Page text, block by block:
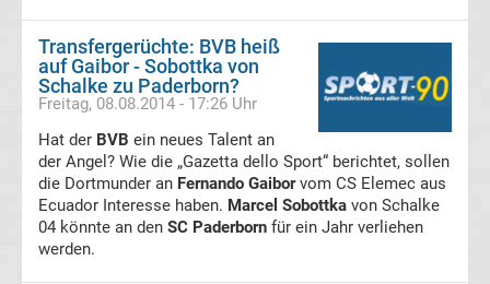
Berlin
Transfergerüchte
1.
FSV
Transfergerüchte: BVB heiß
auf Gaibor - Sobottka von
Schalke zu Paderborn?
Freitag, 08.08.2014 - 17:26 Uhr
Hat der BVB ein neues Talent an
der Angel? Wie die „Gazetta dello Sport“ berichtet, sollen
die Dortmunder an Fernando Gaiborvom CS Elemec aus
Ecuador Interesse haben. Marcel Sobottka von Schalke
04 könnte an den SC Paderborn für ein Jahr verliehen
werden.